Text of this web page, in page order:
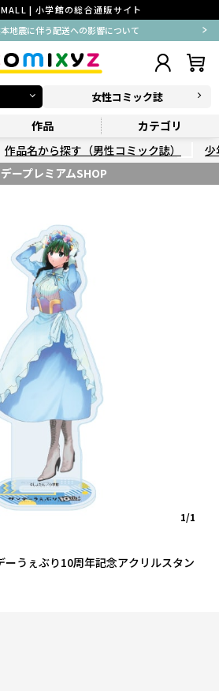
| 小学館の総合通販サイト
地震に伴う配送への影響について
女性コミック誌
作品
カテゴリ
作品名から探す（男性コミック誌）
少
ープレミアムSHOP
ーうぇぶり10周年記念アクリルスタン
1/1